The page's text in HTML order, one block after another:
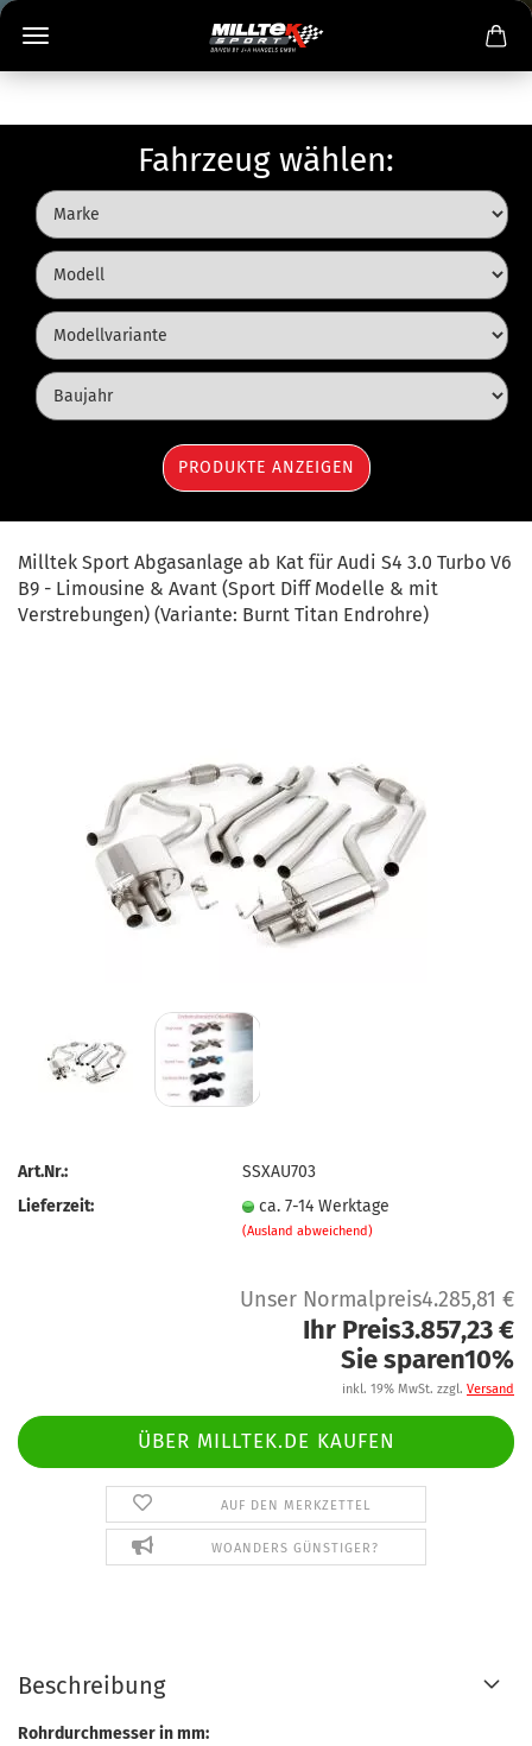
Fahrzeug wählen:
Milltek Sport Abgasanlage ab Kat für Audi S4 3.0 Turbo V6
B9 - Limousine & Avant (Sport Diff Modelle & mit
Verstrebungen) (Variante: Burnt Titan Endrohre)
Art.Nr.:
SSXAU703
Lieferzeit:
ca. 7-14 Werktage
(Ausland abweichend)
Unser Normalpreis4.285,81 €
Ihr Preis3.857,23 €
Sie sparen10%
inkl. 19% MwSt. zzgl. Versand
ÜBER MILLTEK.DE KAUFEN
AUF DEN MERKZETTEL
WOANDERS GÜNSTIGER?
Beschreibung
Rohrdurchmesser in mm: